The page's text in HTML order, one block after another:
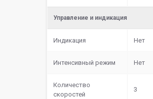
Управление и индикация
Индикация Нет
Интенсивный режим Нет
Количество
скоростей
3